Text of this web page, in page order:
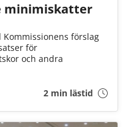
minimiskatter
förslag
för
och andra
2 min lästid